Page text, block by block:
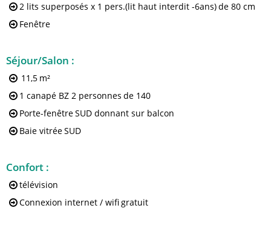
2 lits superposés x 1 pers.(lit haut interdit -6ans)de 80 cm
Fenêtre
Séjour/Salon :
11,5 m²
1 canapé BZ 2 personnes de 140
Porte-fenêtreSUD donnant sur balcon
Baie vitréeSUD
Confort :
télévision
Connexion internet / wifigratuit